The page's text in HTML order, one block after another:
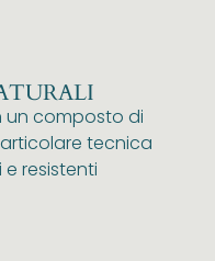
un composto di
tecnica
resistenti